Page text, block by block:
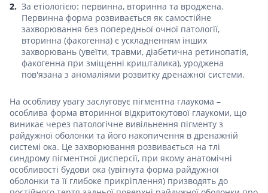
За етіологією: первинна, вторинна та вроджена.
Первинна форма розвивається як самостійне
захворювання без попередньої очної патології,
вторинна (факогенна) є ускладненням інших
захворювань (увеїти, травми, діабетична ретинопатія,
факогенна при зміщенні кришталика), уроджена
пов'язана з аномаліями розвитку дренажної системи.
На особливу увагу заслуговує пігментна глаукома –
особлива форма вторинної відкритокутової глаукоми, що
виникає через патологічне вивільнення пігменту з
райдужної оболонки та його накопичення в дренажній
системі ока. Це захворювання розвивається на тлі
синдрому пігментної дисперсії, при якому анатомічні
особливості будови ока (увігнута форма райдужної
оболонки та її глибоке прикріплення) призводять до